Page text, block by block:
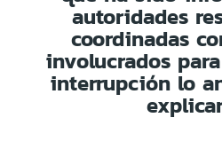
autoridades
coordinadas
involucrados
interrupción lo